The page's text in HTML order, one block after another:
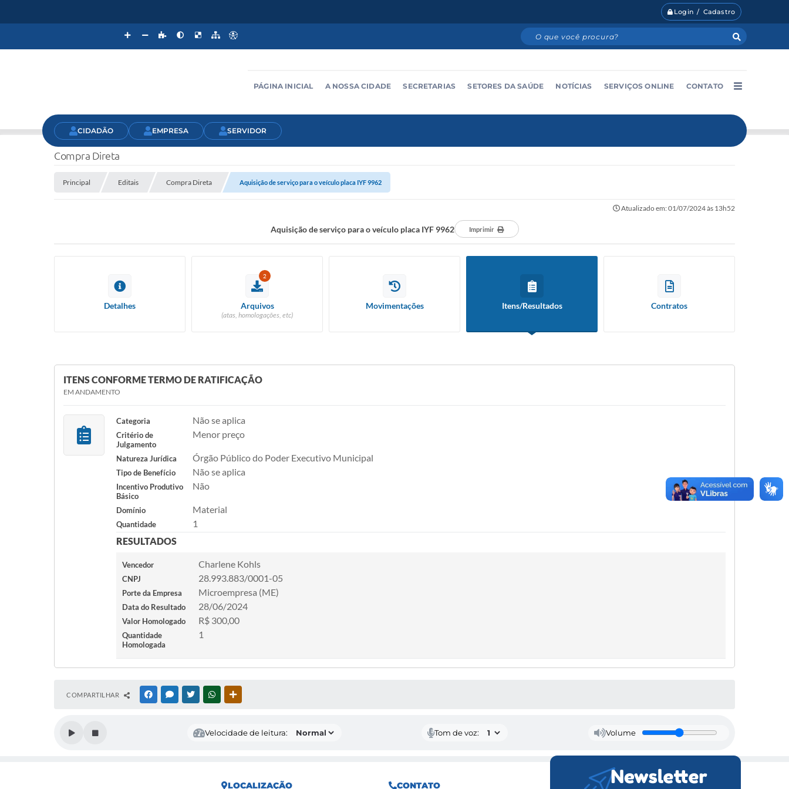
Login / Cadastro
PÁGINA INICIAL A NOSSA CIDADE SECRETARIAS SETORES DA SAÚDE NOTÍCIAS SERVIÇOS ONLINE CONTATO
CIDADÃO EMPRESA SERVIDOR
Compra Direta
Principal Editais Compra Direta Aquisição de serviço para o veículo placa IYF 9962
Atualizado em: 01/07/2024 às 13h52
Aquisição de serviço para o veículo placa IYF 9962 Imprimir
Detalhes
2
Arquivos
(atas, homologações, etc)
Movimentações Itens/Resultados Contratos
ITENS CONFORME TERMO DE RATIFICAÇÃO
EM ANDAMENTO
Categoria Não se aplica
Critério de
Julgamento
Menor preço
Natureza Jurídica Órgão Público do Poder Executivo Municipal
Tipo de Benefício Não se aplica
Incentivo Produtivo
Básico
Não
Domínio Material
Quantidade
1
RESULTADOS
Vencedor Charlene Kohls
CNPJ 28.993.883/0001-05
Porte da Empresa Microempresa (ME)
Data do Resultado 28/06/2024
Valor Homologado R$ 300,00
Quantidade
Homologada
1
COMPARTILHAR FACEBOOKMESSENGER
TWITTERWHATSAPP
Velocidade de leitura: Tom de voz: Volume
LOCALIZAÇÃO CONTATO